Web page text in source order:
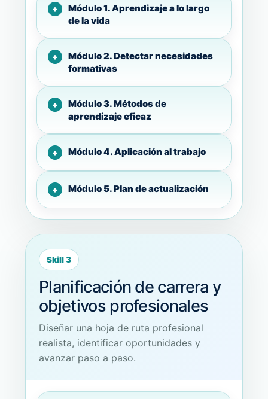
Módulo 1. Aprendizaje a lo largo
de la vida
Módulo 2. Detectar necesidades
formativas
Módulo 3. Métodos de
aprendizaje eficaz
Módulo 4. Aplicación al trabajo
Módulo 5. Plan de actualización
Skill 3
Planificación de carrera y
objetivos profesionales
Diseñar una hoja de ruta profesional
realista, identificar oportunidades y
avanzar paso a paso.